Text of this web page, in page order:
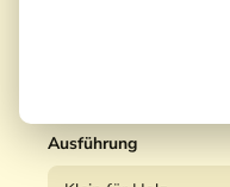
Ausführung